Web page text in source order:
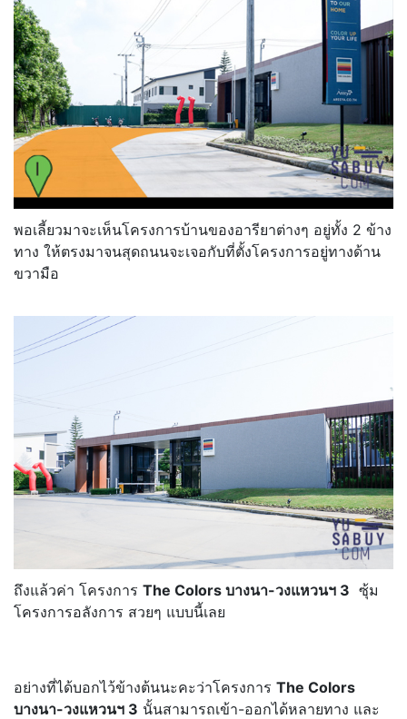
พอเลี้ยวมาจะเห็นโครงการบ้านของอารียาต่างๆ อยู่ทั้ง 2 ข้าง
ทาง ให้ตรงมาจนสุดถนนจะเจอกับที่ตั้งโครงการอยู่ทางด้าน
ขวามือ
ถึงแล้วค่า โครงการ The Colors บางนา-วงแหวนฯ 3 ซุ้ม
โครงการอลังการ สวยๆ แบบนี้เลย
อย่างที่ได้บอกไว้ข้างต้นนะคะว่าโครงการ The Colors
บางนา-วงแหวนฯ 3 นั้นสามารถเข้า-ออกได้หลายทาง และ